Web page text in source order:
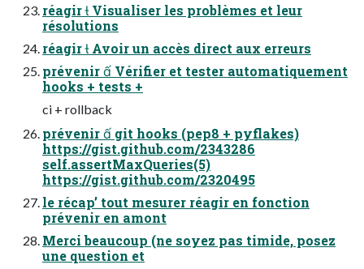
réagir  Visualiser les problèmes et leur
résolutions
réagir  Avoir un accès direct aux erreurs
prévenir  Vérifier et tester automatiquement
hooks + tests +
ci + rollback
prévenir  git hooks (pep8 + pyflakes)
https://gist.github.com/2343286
self.assertMaxQueries(5)
https://gist.github.com/2320495
le récap’ tout mesurer réagir en fonction
prévenir en amont
Merci beaucoup (ne soyez pas timide, posez
une question et